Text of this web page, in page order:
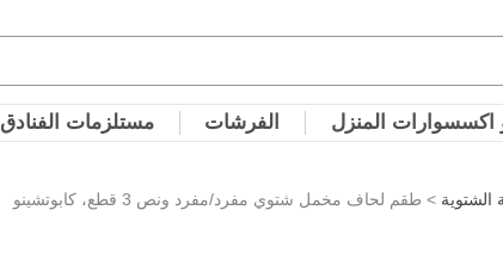
اكسسوارات المنزل الفرشات مستلزمات الفنادق
الشتوية > طقم لحاف مخمل شتوي مفرد/مفرد ونص 3 قطع، كابوتشينو